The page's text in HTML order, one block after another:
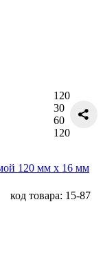
120
30
60
120
120 мм х 16 мм
код товара: 15-87